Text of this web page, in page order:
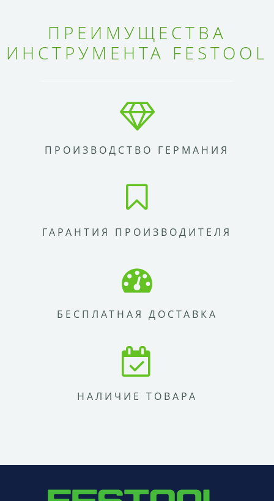
ПРЕИМУЩЕСТВА
ИНСТРУМЕНТА FESTOOL
ПРОИЗВОДСТВО ГЕРМАНИЯ
ГАРАНТИЯ ПРОИЗВОДИТЕЛЯ
БЕСПЛАТНАЯ ДОСТАВКА
НАЛИЧИЕ ТОВАРА